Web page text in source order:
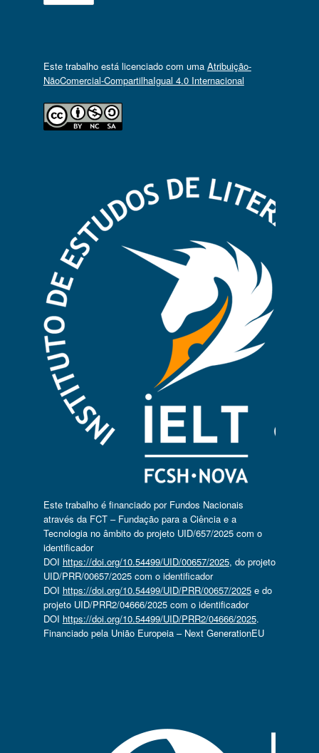
Este trabalho está licenciado com uma Atribuição-
NãoComercial-CompartilhaIgual 4.0 Internacional
Este trabalho é financiado por Fundos Nacionais
através da FCT – Fundação para a Ciência e a
Tecnologia no âmbito do projeto UID/657/2025 com o
identificador
DOI https://doi.org/10.54499/UID/00657/2025, do projeto
UID/PRR/00657/2025 com o identificador
DOI https://doi.org/10.54499/UID/PRR/00657/2025e do
projeto UID/PRR2/04666/2025 com o identificador
DOI https://doi.org/10.54499/UID/PRR2/04666/2025.
Financiado pela União Europeia – Next GenerationEU